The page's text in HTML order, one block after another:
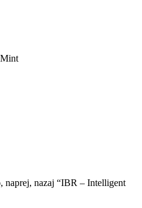
naprej, nazaj “IBR – Intelligent